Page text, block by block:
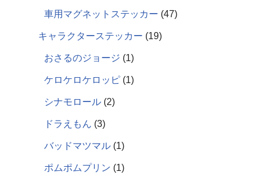
車用マグネットステッカー 47
キャラクターステッカー 19
おさるのジョージ 1
ケロケロケロッピ 1
シナモロール 2
ドラえもん 3
バッドマツマル 1
ポムポムプリン 1